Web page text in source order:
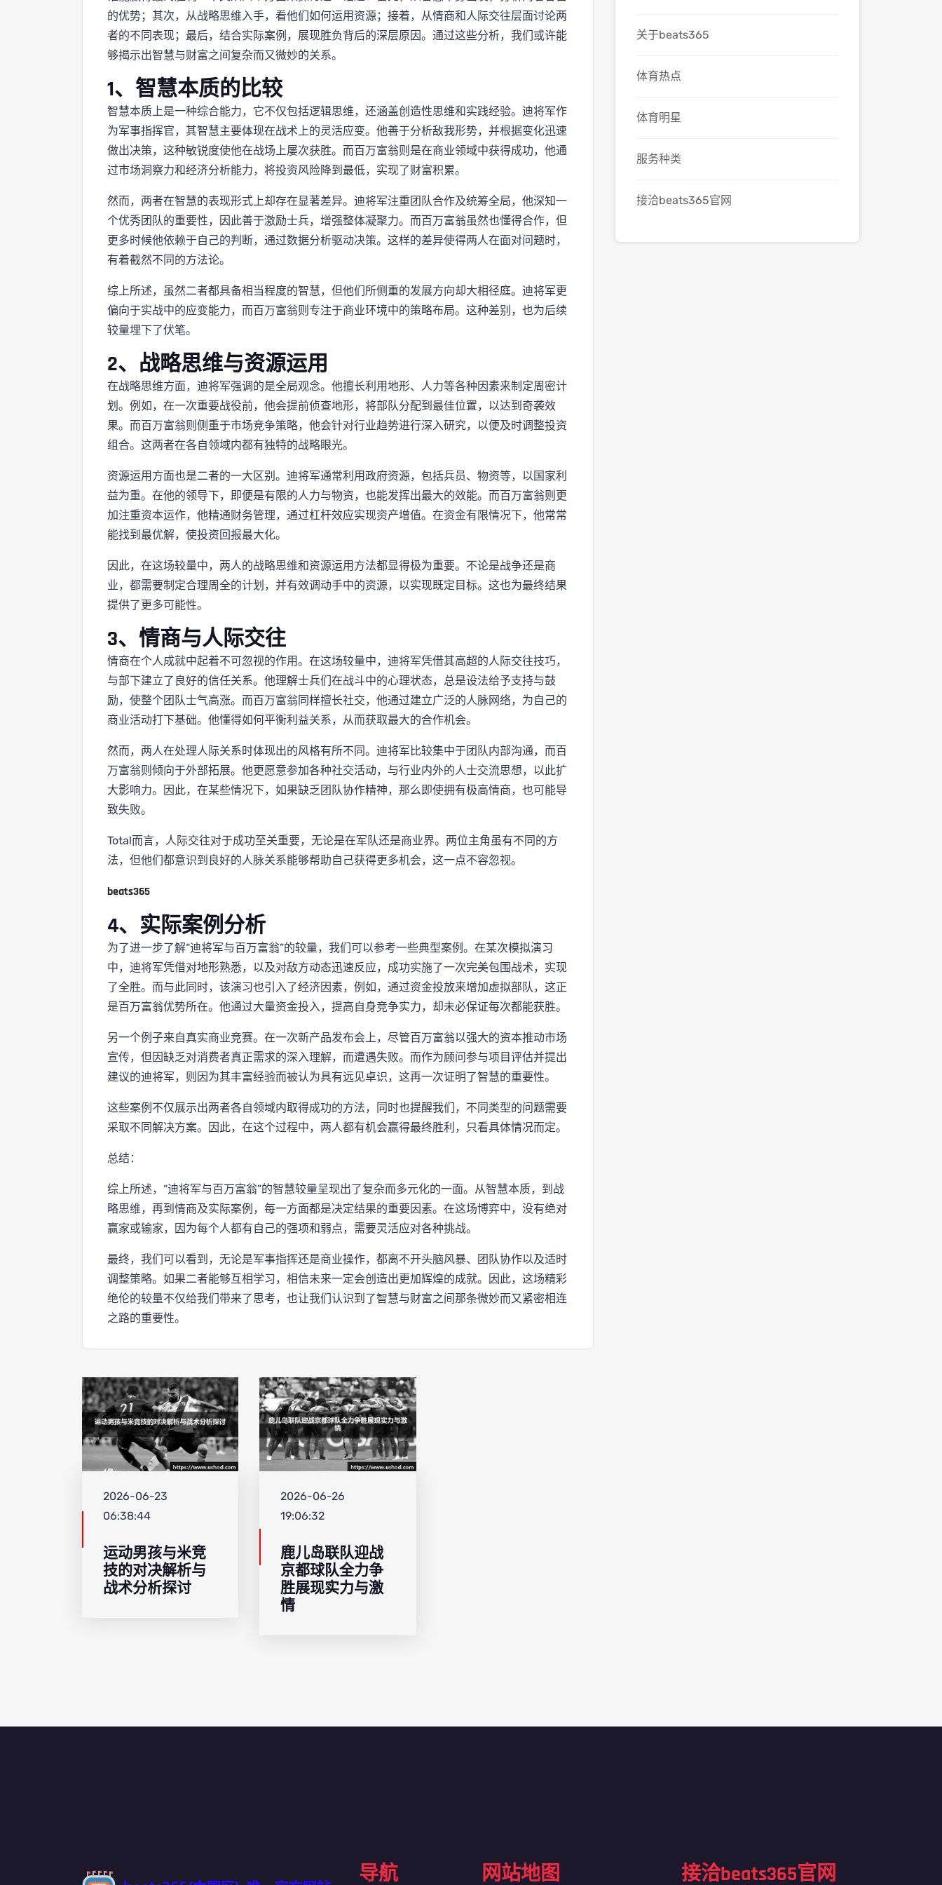
的优势；其次，从战略思维入手，看他们如何运用资源；接着，从情商和人际交往层面讨论两
者的不同表现；最后，结合实际案例，展现胜负背后的深层原因。通过这些分析，我们或许能
够揭示出智慧与财富之间复杂而又微妙的关系。
1、智慧本质的比较
智慧本质上是一种综合能力，它不仅包括逻辑思维，还涵盖创造性思维和实践经验。迪将军作
为军事指挥官，其智慧主要体现在战术上的灵活应变。他善于分析敌我形势，并根据变化迅速
做出决策，这种敏锐度使他在战场上屡次获胜。而百万富翁则是在商业领域中获得成功，他通
过市场洞察力和经济分析能力，将投资风险降到最低，实现了财富积累。
然而，两者在智慧的表现形式上却存在显著差异。迪将军注重团队合作及统筹全局，他深知一
个优秀团队的重要性，因此善于激励士兵，增强整体凝聚力。而百万富翁虽然也懂得合作，但
更多时候他依赖于自己的判断，通过数据分析驱动决策。这样的差异使得两人在面对问题时，
有着截然不同的方法论。
综上所述，虽然二者都具备相当程度的智慧，但他们所侧重的发展方向却大相径庭。迪将军更
偏向于实战中的应变能力，而百万富翁则专注于商业环境中的策略布局。这种差别，也为后续
较量埋下了伏笔。
2、战略思维与资源运用
在战略思维方面，迪将军强调的是全局观念。他擅长利用地形、人力等各种因素来制定周密计
划。例如，在一次重要战役前，他会提前侦查地形，将部队分配到最佳位置，以达到奇袭效
果。而百万富翁则侧重于市场竞争策略，他会针对行业趋势进行深入研究，以便及时调整投资
组合。这两者在各自领域内都有独特的战略眼光。
资源运用方面也是二者的一大区别。迪将军通常利用政府资源，包括兵员、物资等，以国家利
益为重。在他的领导下，即便是有限的人力与物资，也能发挥出最大的效能。而百万富翁则更
加注重资本运作，他精通财务管理，通过杠杆效应实现资产增值。在资金有限情况下，他常常
能找到最优解，使投资回报最大化。
因此，在这场较量中，两人的战略思维和资源运用方法都显得极为重要。不论是战争还是商
业，都需要制定合理周全的计划，并有效调动手中的资源，以实现既定目标。这也为最终结果
提供了更多可能性。
3、情商与人际交往
情商在个人成就中起着不可忽视的作用。在这场较量中，迪将军凭借其高超的人际交往技巧，
与部下建立了良好的信任关系。他理解士兵们在战斗中的心理状态，总是设法给予支持与鼓
励，使整个团队士气高涨。而百万富翁同样擅长社交，他通过建立广泛的人脉网络，为自己的
商业活动打下基础。他懂得如何平衡利益关系，从而获取最大的合作机会。
然而，两人在处理人际关系时体现出的风格有所不同。迪将军比较集中于团队内部沟通，而百
万富翁则倾向于外部拓展。他更愿意参加各种社交活动，与行业内外的人士交流思想，以此扩
大影响力。因此，在某些情况下，如果缺乏团队协作精神，那么即使拥有极高情商，也可能导
致失败。
Total而言，人际交往对于成功至关重要，无论是在军队还是商业界。两位主角虽有不同的方
法，但他们都意识到良好的人脉关系能够帮助自己获得更多机会，这一点不容忽视。
beats365
4、实际案例分析
为了进一步了解“迪将军与百万富翁”的较量，我们可以参考一些典型案例。在某次模拟演习
中，迪将军凭借对地形熟悉，以及对敌方动态迅速反应，成功实施了一次完美包围战术，实现
了全胜。而与此同时，该演习也引入了经济因素，例如，通过资金投放来增加虚拟部队，这正
是百万富翁优势所在。他通过大量资金投入，提高自身竞争实力，却未必保证每次都能获胜。
另一个例子来自真实商业竞赛。在一次新产品发布会上，尽管百万富翁以强大的资本推动市场
宣传，但因缺乏对消费者真正需求的深入理解，而遭遇失败。而作为顾问参与项目评估并提出
建议的迪将军，则因为其丰富经验而被认为具有远见卓识，这再一次证明了智慧的重要性。
这些案例不仅展示出两者各自领域内取得成功的方法，同时也提醒我们，不同类型的问题需要
采取不同解决方案。因此，在这个过程中，两人都有机会赢得最终胜利，只看具体情况而定。
总结：
综上所述，“迪将军与百万富翁”的智慧较量呈现出了复杂而多元化的一面。从智慧本质，到战
略思维，再到情商及实际案例，每一方面都是决定结果的重要因素。在这场博弈中，没有绝对
赢家或输家，因为每个人都有自己的强项和弱点，需要灵活应对各种挑战。
最终，我们可以看到，无论是军事指挥还是商业操作，都离不开头脑风暴、团队协作以及适时
调整策略。如果二者能够互相学习，相信未来一定会创造出更加辉煌的成就。因此，这场精彩
绝伦的较量不仅给我们带来了思考，也让我们认识到了智慧与财富之间那条微妙而又紧密相连
之路的重要性。
2026-06-23
06:38:44
运动男孩与米竞
技的对决解析与
战术分析探讨
2026-06-26
19:06:32
鹿儿岛联队迎战
京都球队全力争
胜展现实力与激
情
关于beats365
体育热点
体育明星
服务种类
接洽beats365官网
导航 网站地图 接洽beats365官网